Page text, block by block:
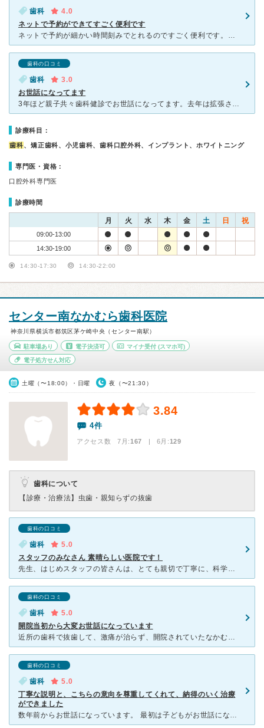
歯科
4.0
ネットで予約ができてすごく便利です
ネットで予約が細かい時間刻みでとれるのですごく便利です。初めての診察もインターネットで予約がとれました。 2歳の娘をみてもらうために行ったのですが、待合室は広くてソファーも奥行きあるタイプなので
歯科の口コミ
歯科
3.0
お世話になってます
3年ほど親子共々歯科健診でお世話になってます。去年は拡張されて待合室が広くなり診察台も増えていて個室のようで広くてとても良いです。しかし待合室の電波が悪くなり自分だけかもしれないが携帯がたまに繋がらな
診療科目：
歯科、矯正歯科、小児歯科、歯科口腔外科、インプラント、ホワイトニング
専門医・資格：
口腔外科専門医
診療時間
月 火 水 木 金 土 日 祝
09:00-13:00
14:30-19:00
14:30-17:30 14:30-22:00
センター南なかむら歯科医院
神奈川県横浜市都筑区茅ケ崎中央（センター南駅）
駐車場あり 電子決済可 マイナ受付 (スマホ可)
電子処方せん対応
土曜（〜18:00）・日曜 夜（〜21:30）
3.84
4件
アクセス数 7月:167 | 6月:129
歯科について
【診療・治療法】 虫歯・親知らずの抜歯
歯科の口コミ
歯科
5.0
スタッフのみなさん 素晴らしい医院です！
先生、はじめスタッフの皆さんは、とても親切で丁寧に、科学的な知識に基づいて指導してくださいます。こんな医院は初めてで、やっと出会えた素晴らしい医院です。賢い患者にならなければ！とこちらの医院に出会って
歯科の口コミ
歯科
5.0
開院当初から大変お世話になっています
近所の歯科で抜歯して、激痛が治らず、開院されていたなかむら歯科へセカンドオピニオンのつもりで診察していただきました。抜歯せずに治療可能であった事を説明され、適切なリカバリーのおかげですぐに激痛が治る状
歯科の口コミ
歯科
5.0
丁寧な説明と、こちらの意向を尊重してくれて、納得のいく治療
ができました
数年前からお世話になっています。 最初は子どもがお世話になり、丁寧に診ていただいたことから通い始めました。現在は家族皆安心してお世話になっています。特に、夫は勤務先の近くなど、いろいろな歯科医院にお